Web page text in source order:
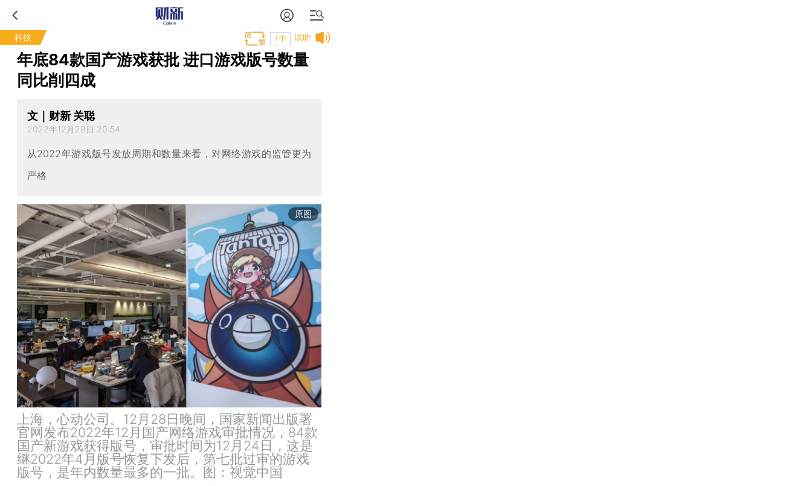
科技 试听
T中
年底84款国产游戏获批 进口游戏版号数量
同比削四成
文｜财新 关聪
2022年12月28日 20:54
从2022年游戏版号发放周期和数量来看，对网络游戏的监管更为
严格
原图
上海，心动公司。12月28日晚间，国家新闻出版署
官网发布2022年12月国产网络游戏审批情况，84款
国产新游戏获得版号，审批时间为12月24日，这是
继2022年4月版号恢复下发后，第七批过审的游戏
版号，是年内数量最多的一批。图：视觉中国